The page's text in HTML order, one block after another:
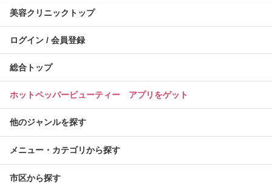
美容クリニックトップ
ログイン / 会員登録
総合トップ
ホットペッパービューティー アプリをゲット
他のジャンルを探す
メニュー・カテゴリから探す
市区から探す